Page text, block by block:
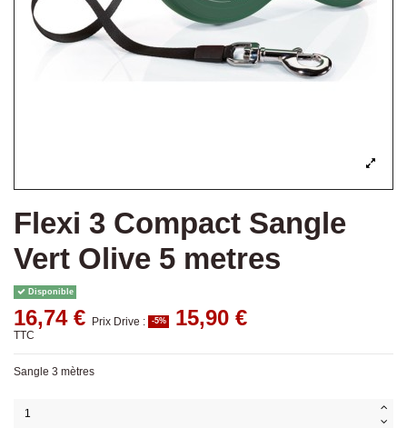
Flexi 3 Compact Sangle
Vert Olive 5 metres
Disponible
16,74 € Prix Drive : -5% 15,90 €
TTC
Sangle 3 mètres